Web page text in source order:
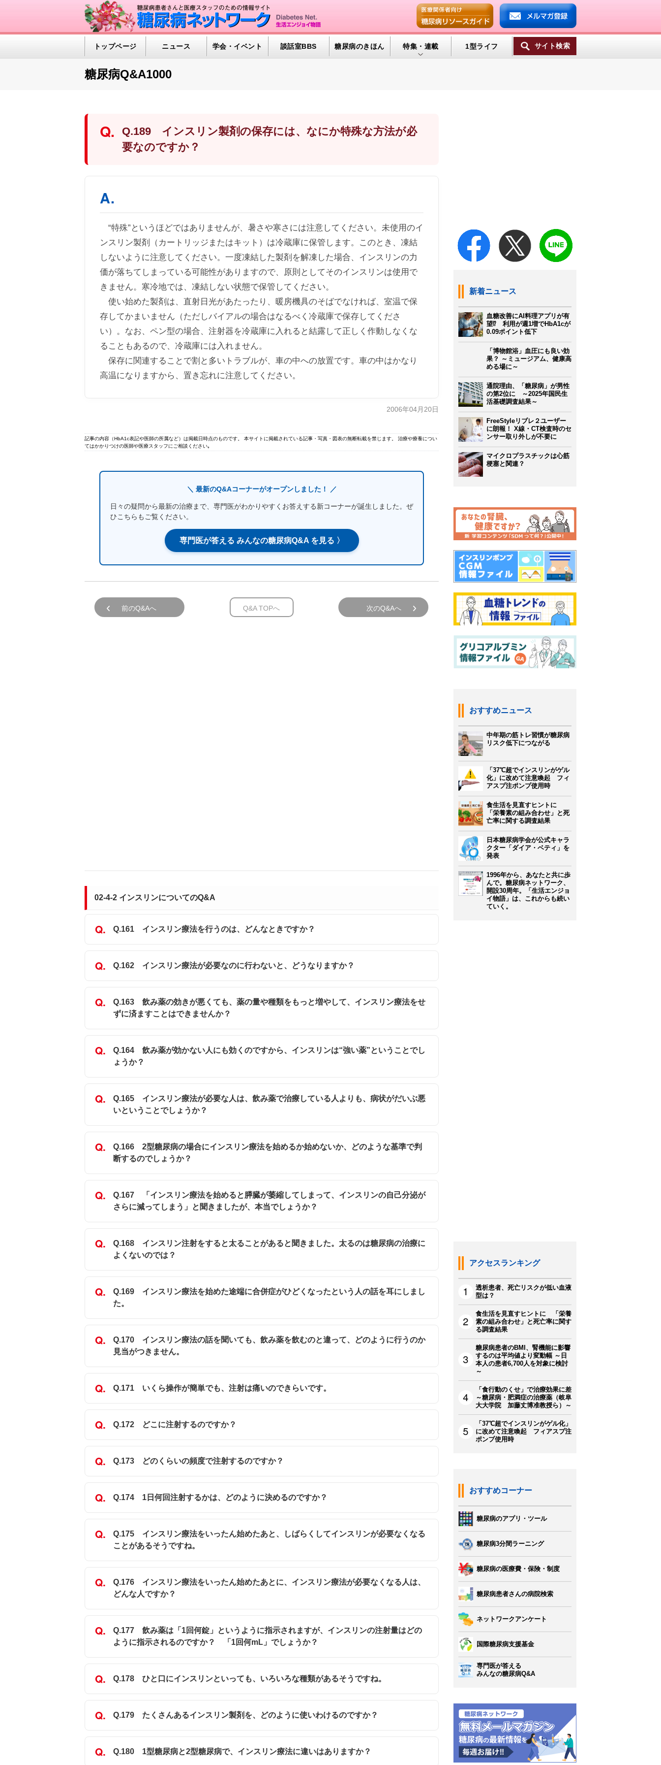
トップページ ニュース 学会・イベント 談話室BBS 糖尿病のきほん 特集・連載
グリコアルブミン
1型ライフ サイト検索
糖尿病Q&A1000
Q.189 インスリン製剤の保存には、なにか特殊な方法が必
要なのですか？
“特殊”というほどではありませんが、暑さや寒さには注意してください。未使用のイ
ンスリン製剤（カートリッジまたはキット）は冷蔵庫に保管します。このとき、凍結
しないように注意してください。一度凍結した製剤を解凍した場合、インスリンの力
価が落ちてしまっている可能性がありますので、原則としてそのインスリンは使用で
きません。寒冷地では、凍結しない状態で保管してください。
使い始めた製剤は、直射日光があたったり、暖房機具のそばでなければ、室温で保
存してかまいません（ただしバイアルの場合はなるべく冷蔵庫で保存してくださ
い）。なお、ペン型の場合、注射器を冷蔵庫に入れると結露して正しく作動しなくな
ることもあるので、冷蔵庫には入れません。
保存に関連することで割と多いトラブルが、車の中への放置です。車の中はかなり
高温になりますから、置き忘れに注意してください。
2006年04月20日
記事の内容（HbA1c表記や医師の所属など）は掲載日時点のものです。 本サイトに掲載されている記事・写真・図表の無断転載を禁じます。 治療や療養につい
てはかかりつけの医師や医療スタッフにご相談ください｡
＼ 最新のQ&Aコーナーがオープンしました！ ／
日々の疑問から最新の治療まで、専門医がわかりやすくお答えする新コーナーが誕生しました。ぜ
ひこちらもご覧ください。
専門医が答える みんなの糖尿病Q&A を見る 〉
前のQ&Aへ Q&A TOPへ 次のQ&Aへ
02-4-2 インスリンについてのQ&A
Q.161 インスリン療法を行うのは、どんなときですか？
Q.162 インスリン療法が必要なのに行わないと、どうなりますか？
Q.163 飲み薬の効きが悪くても、薬の量や種類をもっと増やして、インスリン療法をせ
ずに済ますことはできませんか？
Q.164 飲み薬が効かない人にも効くのですから、インスリンは“強い薬”ということでし
ょうか？
Q.165 インスリン療法が必要な人は、飲み薬で治療している人よりも、病状がだいぶ悪
いということでしょうか？
Q.166 2型糖尿病の場合にインスリン療法を始めるか始めないか、どのような基準で判
断するのでしょうか？
Q.167 「インスリン療法を始めると膵臓が萎縮してしまって、インスリンの自己分泌が
さらに減ってしまう」と聞きましたが、本当でしょうか？
Q.168 インスリン注射をすると太ることがあると聞きました。太るのは糖尿病の治療に
よくないのでは？
Q.169 インスリン療法を始めた途端に合併症がひどくなったという人の話を耳にしまし
た。
Q.170 インスリン療法の話を聞いても、飲み薬を飲むのと違って、どのように行うのか
見当がつきません。
Q.171 いくら操作が簡単でも、注射は痛いのできらいです。
Q.172 どこに注射するのですか？
Q.173 どのくらいの頻度で注射するのですか？
Q.174 1日何回注射するかは、どのように決めるのですか？
Q.175 インスリン療法をいったん始めたあと、しばらくしてインスリンが必要なくなる
ことがあるそうですね。
Q.176 インスリン療法をいったん始めたあとに、インスリン療法が必要なくなる人は、
どんな人ですか？
Q.177 飲み薬は「1回何錠」というように指示されますが、インスリンの注射量はどの
ように指示されるのですか？ 「1回何mL」でしょうか？
Q.178 ひと口にインスリンといっても、いろいろな種類があるそうですね。
Q.179 たくさんあるインスリン製剤を、どのように使いわけるのですか？
Q.180 1型糖尿病と2型糖尿病で、インスリン療法に違いはありますか？
新着ニュース
血糖改善にAI料理アプリが有
望⁉ 利用が週1増でHbA1cが
0.09ポイント低下
「博物館浴」血圧にも良い効
果？ ～ミュージアム、健康高
める場に～
通院理由、「糖尿病」が男性
の第2位に ～2025年国民生
活基礎調査結果～
FreeStyleリブレ２ユーザー
に朗報！ X線・CT検査時のセ
ンサー取り外しが不要に
マイクロプラスチックは心筋
梗塞と関連？
おすすめニュース
中年期の筋トレ習慣が糖尿病
リスク低下につながる
「37℃超でインスリンがゲル
化」に改めて注意喚起 フィ
アスプ注ポンプ使用時
食生活を見直すヒントに
「栄養素の組み合わせ」と死
亡率に関する調査結果
日本糖尿病学会が公式キャラ
クター「ダイア・ベティ」を
発表
1996年から、あなたと共に歩
んで。糖尿病ネットワーク、
開設30周年。「生活エンジョ
イ物語」は、これからも続い
ていく。
アクセスランキング
透析患者、死亡リスクが低い血液
型は？
食生活を見直すヒントに 「栄養
素の組み合わせ」と死亡率に関す
る調査結果
糖尿病患者のBMI、腎機能に影響
するのは平均値より変動幅 ～日
本人の患者6,700人を対象に検討
～
「食行動のくせ」で治療効果に差
～糖尿病・肥満症の治療薬（岐阜
大大学院 加藤丈博准教授ら）～
「37℃超でインスリンがゲル化」
に改めて注意喚起 フィアスプ注
ポンプ使用時
おすすめコーナー
糖尿病のアプリ・ツール
糖尿病3分間ラーニング
糖尿病の医療費・保険・制度
糖尿病患者さんの病院検索
ネットワークアンケート
国際糖尿病支援基金
専門医が答える
みんなの糖尿病Q&A